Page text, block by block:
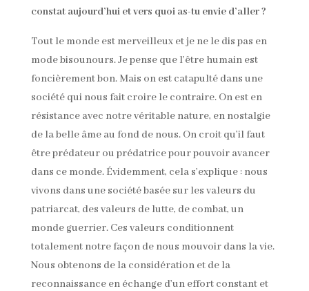
constat aujourd’hui et vers quoi as-tu envie d’aller ?
Tout le monde est merveilleux et je ne le dis pas en
mode bisounours. Je pense que l’être humain est
foncièrement bon. Mais on est catapulté dans une
société qui nous fait croire le contraire. On est en
résistance avec notre véritable nature, en nostalgie
de la belle âme au fond de nous. On croit qu’il faut
être prédateur ou prédatrice pour pouvoir avancer
dans ce monde. Évidemment, cela s’explique : nous
vivons dans une société basée sur les valeurs du
patriarcat, des valeurs de lutte, de combat, un
monde guerrier. Ces valeurs conditionnent
totalement notre façon de nous mouvoir dans la vie.
Nous obtenons de la considération et de la
reconnaissance en échange d’un effort constant et